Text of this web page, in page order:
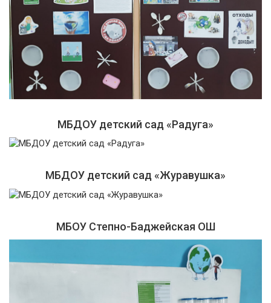
МБДОУ детский сад «Радуга»
МБДОУ детский сад «Журавушка»
МБОУ Степно-Баджейская ОШ